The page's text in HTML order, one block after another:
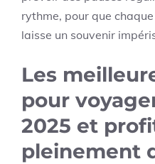
rythme, pour que
laisse un souvenir
Les
pour
2025 et
pleinement